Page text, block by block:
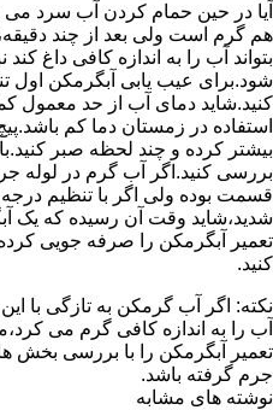
آیا در حین حمام کردن آب سرد
هم گرم است ولی بعد از چند
بتواند آب را به اندازه کافی داغ
شود.برای عیب یابی آبگرمکن اول
کنید.شاید دمای آب از حد معمول
استفاده در زمستان دما کم
بیشتر کرده و چند لحظه صبر
بررسی کنید.اگر آب گرم در لوله
قسمت بوده ولی اگر با تنظیم
شدید،شاید وقت آن رسیده که یک
تعمیر آبگرمکن را صرفه جویی کرده
کنید.
نکته: اگر آب گرمکن به تازگی با
آب را به اندازه کافی گرم می
تعمیر آبگرمکن را با بررسی بخش
جرم گرفته باشد.
نوشته های مشابه